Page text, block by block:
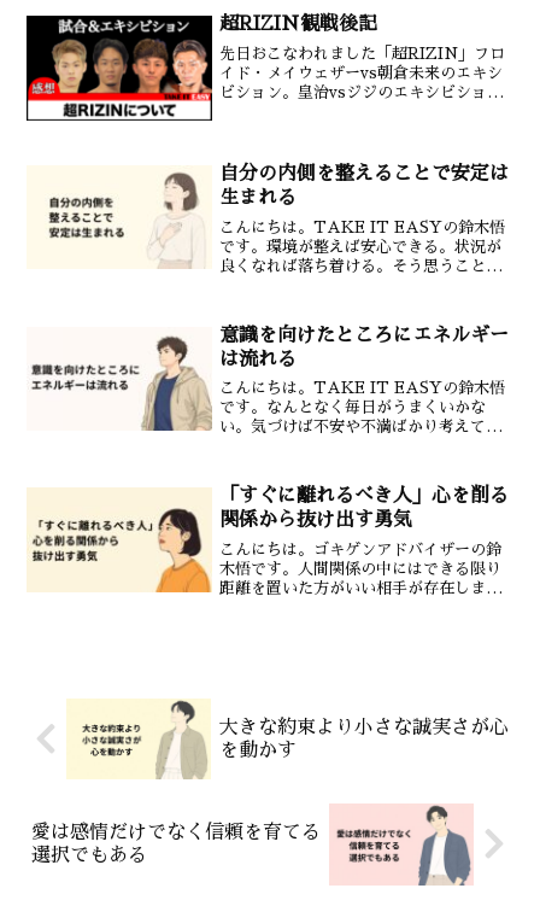
て距離を保とうとする展開。試合開始1分
ほ...
超RIZIN観戦後記
先日おこなわれました「超RIZIN」フロ
イド・メイウェザーvs朝倉未来のエキシ
ビション。皇治vsジジのエキシビショ
のあるいい試合...
自分の内側を整えることで安定は
生まれる
こんにちは。TAKE IT EASYの鈴木悟
です。環境が整えば安心できる。状況が
良くなれば落ち着ける。そう思うことは
だけでは安定しないどれだけ環境が整っ
ても状況は常に変...
意識を向けたところにエネルギー
は流れる
こんにちは。TAKE IT EASYの鈴木悟
です。なんとなく毎日がうまくいかな
い。気づけば不安や不満ばかり考えてい
を向けたところにエネルギーは自然と流
れていきます。意識...
「すぐに離れるべき人」心を削る
関係から抜け出す勇気
こんにちは。ゴキゲンアドバイザーの鈴
木悟です。人間関係の中にはできる限り
距離を置いた方がいい相手が存在しま
大きな約束より小さな誠実さが心
を動かす
愛は感情だけでなく信頼を育てる
選択でもある